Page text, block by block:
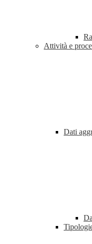
Attività e
Dati